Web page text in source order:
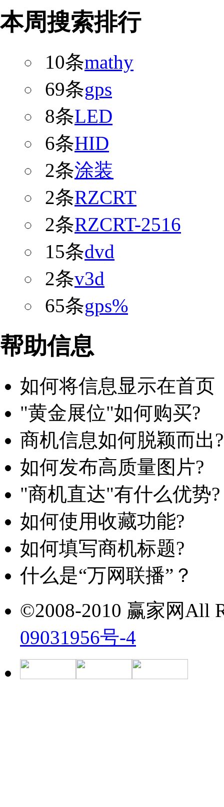
本周搜索排行
10条mathy
69条gps
8条LED
6条HID
2条涂装
2条RZCRT
2条RZCRT-2516
15条dvd
2条v3d
65条gps%
帮助信息
如何将信息显示在首页
"黄金展位"如何购买?
商机信息如何脱颖而出?
如何发布高质量图片?
"商机直达"有什么优势?
如何使用收藏功能?
如何填写商机标题?
什么是“万网联播”？
©2008-2010 赢家网All
09031956号-4